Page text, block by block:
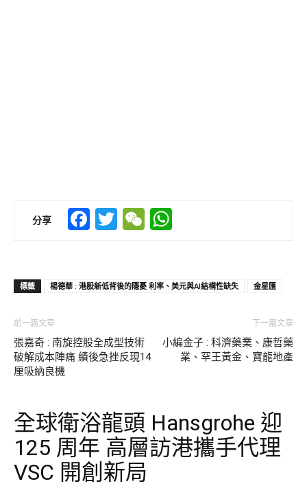
分享 Facebook
TwitterWeChat
標籤 楊德華 : 港股新低背後的隱憂 利率、美元與AI結構性缺失 金星匯
前一篇文章
張嘉奇 : 南旋控股全成型技術
破解成本陣痛 績後急挫反現14
厘吸納良機
下一篇文章
小編金子 : 科濟藥業、康哲藥
業、罕王黃金、寶龍地產
全球衛浴龍頭 Hansgrohe 迎
125 周年 高層訪港攜手代理
VSC 開創新局